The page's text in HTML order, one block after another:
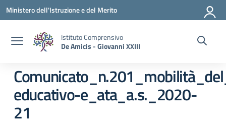
Vai ai contenuti
Vai al menu di navigazione
Vai al footer
Ministero dell'Istruzione e del Merito
Istituto Comprensivo
De Amicis - Giovanni XXIII
educativo-e_ata_a.s._2020-
21